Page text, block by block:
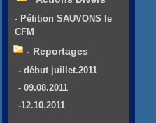
- Pétition SAUVONS le
CFM
- Reportages
- début juillet.2011
- 09.08.2011
-12.10.2011